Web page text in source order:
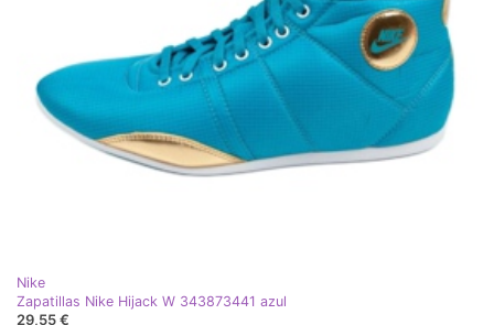
Nike
Zapatillas Nike Hijack W 343873441 azul
29,55 €